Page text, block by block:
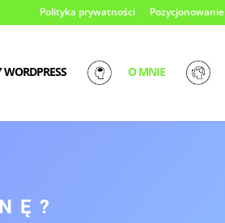
Polityka prywatności Pozycjonowanie
O MNIE